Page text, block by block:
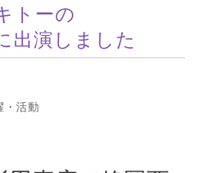
トーの
出演しました
・活動